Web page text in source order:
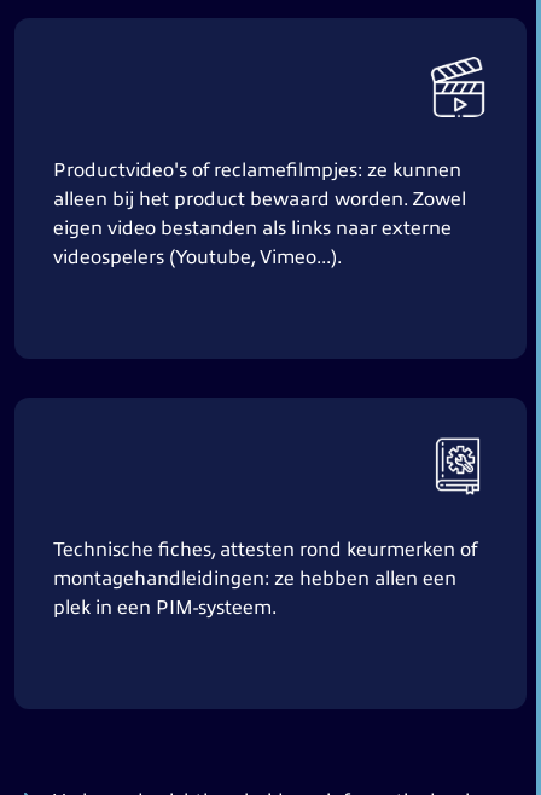
Productvideo's of reclamefilmpjes: ze kunnen
alleen bij het product bewaard worden. Zowel
eigen video bestanden als links naar externe
videospelers (Youtube, Vimeo...).
Technische fiches, attesten rond keurmerken of
montagehandleidingen: ze hebben allen een
plek in een PIM-systeem.